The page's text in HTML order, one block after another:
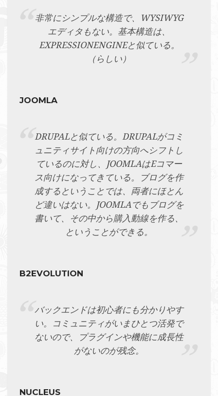
非常にシンプルな構造で、WYSIWYG
エディタもない。基本構造は、
EXPRESSIONENGINEと似ている。
（らしい）
JOOMLA
DRUPALと似ている。DRUPALがコミ
ュニティサイト向けの方向へシフトし
ているのに対し、JOOMLAはEコマー
ス向けになってきている。ブログを作
成するということでは、両者にほとん
ど違いはない。JOOMLAでもブログを
書いて、その中から購入動線を作る、
ということができる。
B2EVOLUTION
バックエンドは初心者にも分かりやす
い。コミュニティがいまひとつ活発で
ないので、プラグインや機能に成長性
がないのが残念。
NUCLEUS